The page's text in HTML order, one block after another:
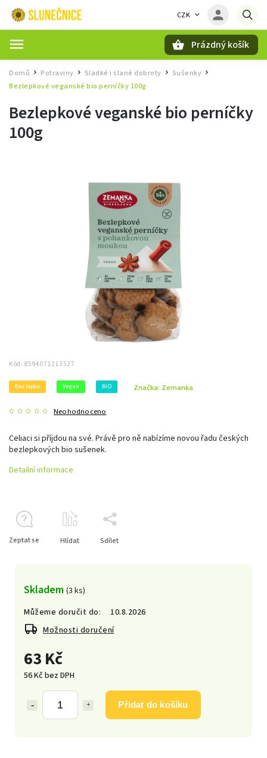
CZK
Prázdný košík
Domů / Potraviny Sladké i slané dobroty Sušenky /
Bezlepkové veganské bio perníčky 100g
Bezlepkové veganské bio perníčky
100g
Kód: 8594071213527
Bez lepku Vegan BIO
Neohodnoceno
Značka: Zemanka
63 Kč
56 Kč bez DPH
Přidat do košíku
Skladem (3 ks)
Můžeme doručit do:
10.8.2026
Možnosti doručení
Celiaci si příjdou na své. Právě pro ně nabízíme novou řadu českých
bezlepkových bio sušenek.
Detailní informace
Zeptat se Hlídat Sdílet